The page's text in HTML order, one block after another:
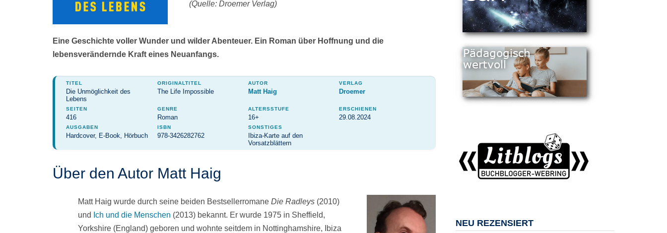
(Quelle: Droemer Verlag)
Eine Geschichte voller Wunder und wilder Abenteuer. Ein Roman über Hoffnung und die
lebensverändernde Kraft eines Neuanfangs.
TITEL
Die Unmöglichkeit des
Lebens
ORIGINALTITEL
The Life Impossible
AUTOR
Matt Haig
VERLAG
Droemer
SEITEN
416
GENRE
Roman
ALTERSSTUFE
16+
ERSCHIENEN
29.08.2024
AUSGABEN
Hardcover, E-Book, Hörbuch
ISBN
978-3426282762
SONSTIGES
Ibiza-Karte auf den
Vorsatzblättern
Über den Autor Matt Haig
Matt Haig wurde durch seine beiden Bestsellerromane Die Radleys(2010)
und Ich und die Menschen (2013) bekannt. Er wurde 1975 in Sheffield,
Yorkshire (England) geboren und wohnte seitdem in Nottinghamshire, Ibiza
NEU REZENSIERT